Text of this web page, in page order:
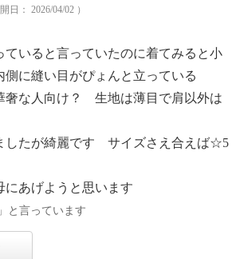
日： 2026/04/02 ）
ていると言っていたのに着てみると小
に縫い目がぴょんと立っている
な人向け？ 生地は薄目で肩以外は
したが綺麗です サイズさえ合えば☆5
にあげようと思います
と言っています